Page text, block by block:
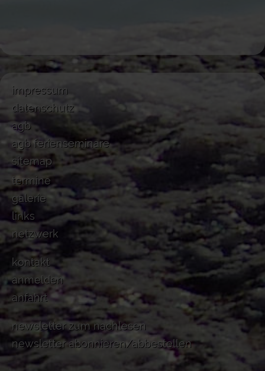
impressum
datenschutz
agb
agb ferienseminare
sitemap
termine
galerie
links
netzwerk
kontakt
anmelden
anfahrt
newsletter zum nachlesen
newsletter abonnieren/abbestellen